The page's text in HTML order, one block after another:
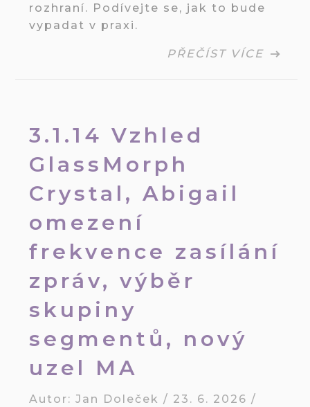
rozhraní. Podívejte se, jak to bude
vypadat v praxi.
PŘEČÍST VÍCE
3.1.14 Vzhled
GlassMorph
Crystal, Abigail
omezení
frekvence zasílání
zpráv, výběr
skupiny
segmentů, nový
uzel MA
Autor:Jan Doleček / 23. 6. 2026/